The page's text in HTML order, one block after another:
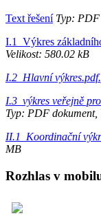
Text řešeníTyp: PDF
I.1_Výkres
Velikost: 580.02 kB
I.2_Hlavní
I.3_výkres veřejně
Typ: PDF dokument,
II.1_Koordinační
MB
Rozhlas v